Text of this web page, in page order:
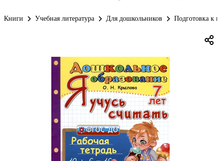
Книги Учебная литература Для дошкольников Подготовка к